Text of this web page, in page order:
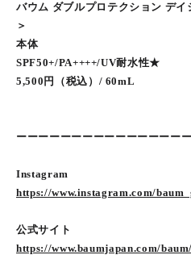
バウム ダブルプロテクション デ
＞
本体
SPF50+/PA++++/UV耐水性★
5,500円（税込）/ 60mL
ーーーーーーーーーーーーーーー
Instagram
https://www.instagram.com/
公式サイト
https://www.baumjapan.com/